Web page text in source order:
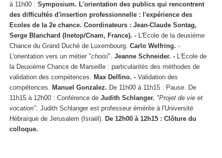
à 11h00 : Symposium. L'orientation des publics qui rencontrent
des difficultés d'insertion professionnelle : l'expérience des
Ecoles de la 2e chance. Coordinateurs : Jean-Claude Sontag,
Serge Blanchard (Inetop/Cnam, France). - L'Ecole de la deuxième
Chance du Grand Duché de Luxembourg. Carlo Welfring. -
L'orientation vers un métier "choisi". Jeanne Schneider. - L'Ecole de
la Deuxième Chance de Marseille : particularités des méthodes de
validation des compétences. Max Delfino. - Validation des
compétences. Manuel Gonzalez. De 11h00 à 11h15 : Pause. De
11h15 à 12h00 : Conférence de Judith Schlanger. "Projet de vie et
vocation". Judith Schlanger est professeur émérite à l'Université
Hébraïque de Jerusalem (Israël). De 12h00 à 12h15 : Clôture du
colloque.